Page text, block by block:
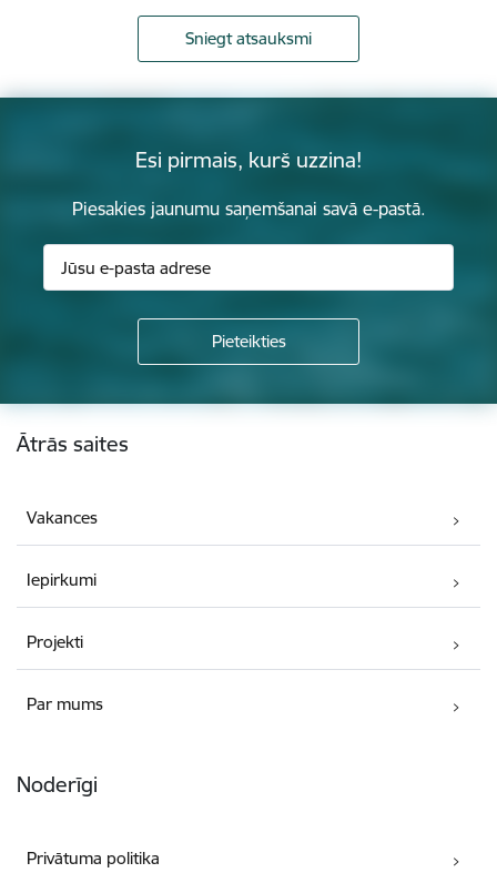
Sniegt atsauksmi
Esi pirmais, kurš uzzina!
Piesakies jaunumu saņemšanai savā e-pastā.
Kājene
Ātrās saites
Vakances
Iepirkumi
Projekti
Par mums
Noderīgi
Privātuma politika